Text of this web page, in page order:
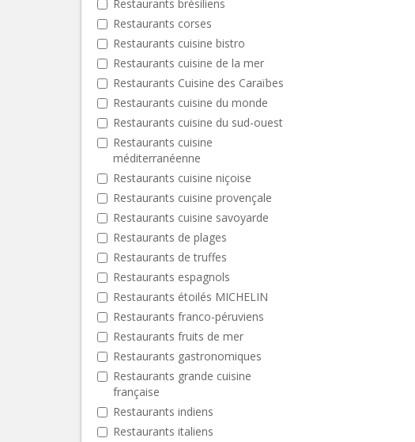
Restaurants brésiliens
Restaurants corses
Restaurants cuisine bistro
Restaurants cuisine de la mer
Restaurants Cuisine des Caraïbes
Restaurants cuisine du monde
Restaurants cuisine du sud-ouest
Restaurants cuisine
méditerranéenne
Restaurants cuisine niçoise
Restaurants cuisine provençale
Restaurants cuisine savoyarde
Restaurants de plages
Restaurants de truffes
Restaurants espagnols
Restaurants étoilés MICHELIN
Restaurants franco-péruviens
Restaurants fruits de mer
Restaurants gastronomiques
Restaurants grande cuisine
française
Restaurants indiens
Restaurants italiens